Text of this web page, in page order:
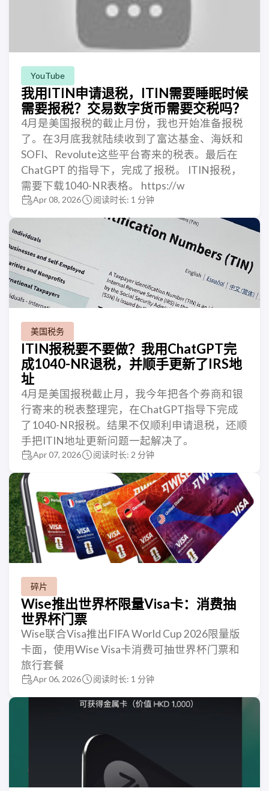
YouTube
我用ITIN申请退税，ITIN需要睡眠时候
需要报税？交易数字货币需要交税吗？
4月是美国报税的截止月份，我也开始准备报税
了。在3月底我就陆续收到了富达基金、海妖和
SOFI、Revolute这些平台寄来的税表。最后在
ChatGPT 的指导下，完成了报税。 ITIN报税，
需要下载1040-NR表格。 https://w
Apr 08, 2026 阅读时长: 1 分钟
美国税务
ITIN报税要不要做？我用ChatGPT完
成1040-NR退税，并顺手更新了IRS地
址
4月是美国报税截止月，我今年把各个券商和银
行寄来的税表整理完，在ChatGPT指导下完成
了1040-NR报税。结果不仅顺利申请退税，还顺
手把ITIN地址更新问题一起解决了。
Apr 07, 2026 阅读时长: 2 分钟
碎片
Wise推出世界杯限量Visa卡：消费抽
世界杯门票
Wise联合Visa推出FIFA World Cup 2026限量版
卡面，使用Wise Visa卡消费可抽世界杯门票和
旅行套餐
Apr 06, 2026 阅读时长: 1 分钟